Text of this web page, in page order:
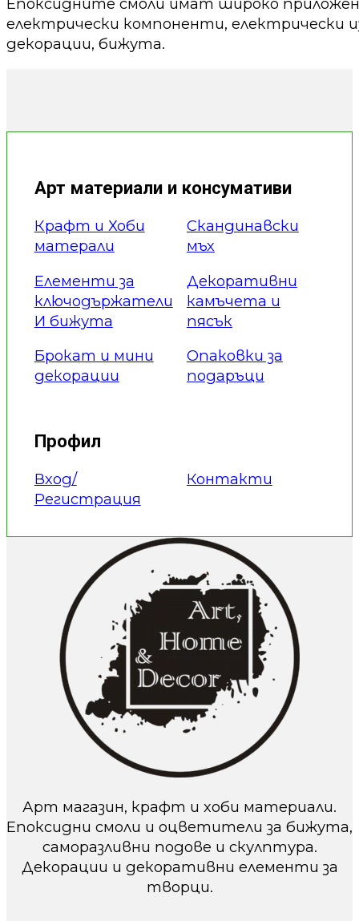
Епоксидните смоли имат широко
електрически компоненти, електрически
декорации, бижута.
Арт магазин, крафт и хоби материали.
Епоксидни смоли и оцветители за бижута,
саморазливни подове и скулптура.
Декорации и декоративни елементи за
творци.
Арт материали и консумативи
Крафт и Хоби
матерали
Елементи за
ключодържатели
И бижута
Брокат и мини
декорации
Скандинавски
мъх
Декоративни
камъчета и
пясък
Опаковки за
подаръци
Профил
Вход/
Регистрация
Контакти